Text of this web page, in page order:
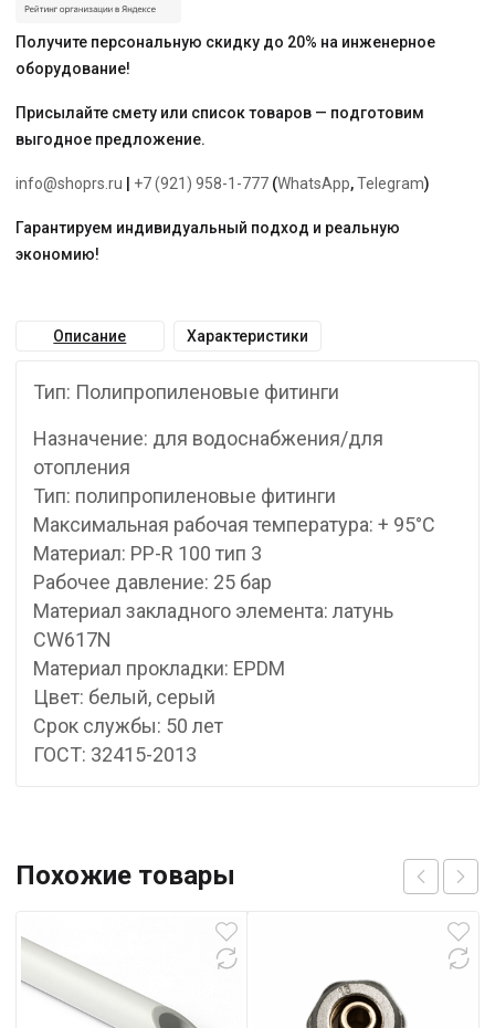
Получите персональную скидку до 20% на инженерное
оборудование!
Присылайте смету или список товаров — подготовим
выгодное предложение.
info@shoprs.ru +7 (921) 958-1-777 (WhatsApp,Telegram)
Гарантируем индивидуальный подход и реальную
экономию!
Описание Характеристики
Тип: Полипропиленовые фитинги
Назначение: для водоснабжения/для
отопления
Тип: полипропиленовые фитинги
Максимальная рабочая температура: + 95°С
Материал: PP-R 100 тип 3
Рабочее давление: 25 бар
Материал закладного элемента: латунь
CW617N
Материал прокладки: EPDM
Цвет: белый, серый
Срок службы: 50 лет
ГОСТ: 32415-2013
Похожие товары